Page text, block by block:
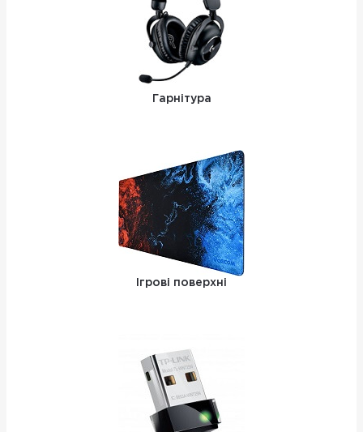
Гарнітура
Ігрові поверхні